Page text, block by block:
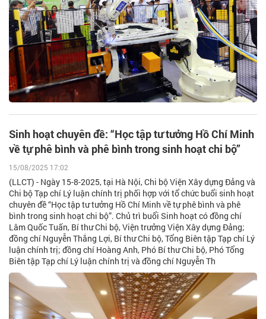
Sinh hoạt chuyên đề: “Học tập tư tưởng Hồ Chí Minh
về tự phê bình và phê bình trong sinh hoạt chi bộ”
15/08/2025 17:02
(LLCT) - Ngày 15-8-2025, tại Hà Nội, Chi bộ Viện Xây dựng Đảng và
Chi bộ Tạp chí Lý luận chính trị phối hợp với tổ chức buổi sinh hoạt
chuyên đề “Học tập tư tưởng Hồ Chí Minh về tự phê bình và phê
bình trong sinh hoạt chi bộ”. Chủ trì buổi Sinh hoạt có đồng chí
Lâm Quốc Tuấn, Bí thư Chi bộ, Viện trưởng Viện Xây dựng Đảng;
đồng chí Nguyễn Thắng Lợi, Bí thư Chi bộ, Tổng Biên tập Tạp chí Lý
luận chính trị; đồng chí Hoàng Anh, Phó Bí thư Chi bộ, Phó Tổng
Biên tập Tạp chí Lý luận chính trị và đồng chí Nguyễn Th